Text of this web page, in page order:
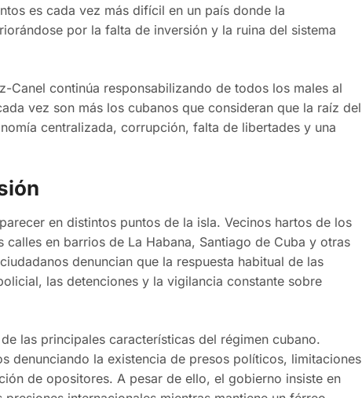
es cada vez más difícil en un país donde la
por la falta de inversión y la ruina del sistema
Canel continúa responsabilizando de todos los males al
vez son más los cubanos que consideran que la raíz del
centralizada, corrupción, falta de libertades y una
en distintos puntos de la isla. Vecinos hartos de los
en barrios de La Habana, Santiago de Cuba y otras
denuncian que la respuesta habitual de las
las detenciones y la vigilancia constante sobre
las principales características del régimen cubano.
denunciando la existencia de presos políticos, limitaciones
de opositores. A pesar de ello, el gobierno insiste en